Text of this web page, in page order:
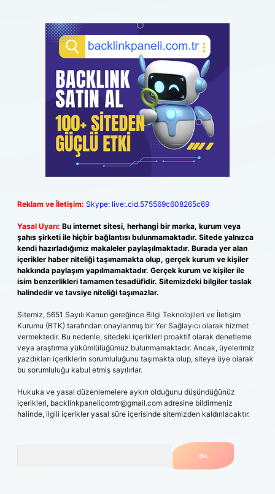
Reklam ve İletişim: Skype: live:.cid.575569c608265c69
Yasal Uyarı: Bu internet sitesi, herhangi bir marka, kurum veya
şahıs şirketi ile hiçbir bağlantısı bulunmamaktadır. Sitede yalnızca
kendi hazırladığımız makaleler paylaşılmaktadır. Burada yer alan
içerikler haber niteliği taşımamakta olup, gerçek kurum ve kişiler
hakkında paylaşım yapılmamaktadır. Gerçek kurum ve kişiler ile
isim benzerlikleri tamamen tesadüfidir. Sitemizdeki bilgiler taslak
halindedir ve tavsiye niteliği taşımazlar.
Sitemiz, 5651 Sayılı Kanun gereğince Bilgi Teknolojileri ve İletişim
Kurumu (BTK) tarafından onaylanmış bir Yer Sağlayıcı olarak hizmet
vermektedir. Bu nedenle, sitedeki içerikleri proaktif olarak denetleme
veya araştırma yükümlülüğümüz bulunmamaktadır. Ancak, üyelerimiz
yazdıkları içeriklerin sorumluluğunu taşımakta olup, siteye üye olarak
bu sorumluluğu kabul etmiş sayılırlar.
Hukuka ve yasal düzenlemelere aykırı olduğunu düşündüğünüz
içerikleri, backlinkpanelicomtr@gmail.com adresine bildirmeniz
halinde, ilgili içerikler yasal süre içerisinde sitemizden kaldırılacaktır.